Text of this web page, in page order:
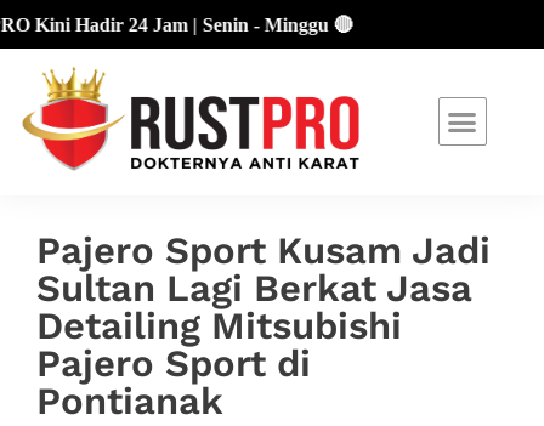
Hadir 24 Jam | Senin - Minggu 🔴
Pajero Sport Kusam Jadi
Sultan Lagi Berkat Jasa
Detailing Mitsubishi
Pajero Sport di
Pontianak